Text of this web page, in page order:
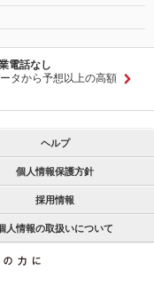
電話なし
タから予想以上の高額
ヘルプ
個人情報保護方針
採用情報
人情報の取扱いについて